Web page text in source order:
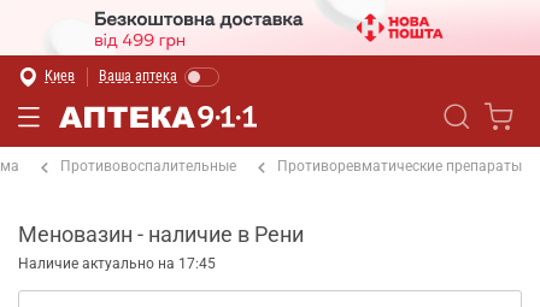
Киев Ваша аптека
Противовоспалительные Противоревматические препараты
Меновазин - наличие в Рени
Наличие актуально на 17:45